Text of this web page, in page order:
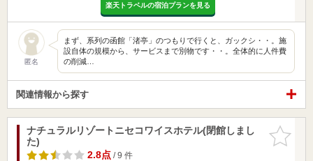
楽天トラベルの宿泊プランを見る
匿名
まず、系列の函館「渚亭」のつもりで行くと、ガックシ・・。施
設自体の規模から、サービスまで別物です・・。全体的に人件費
の削減…
関連情報から探す
お気に入
りに追加
ナチュラルリゾートニセコワイスホテル(閉館しまし
た)
2.8点/ 9 件